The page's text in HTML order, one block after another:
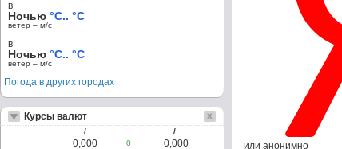
или анонимно
в
Ночью °C.. °C
ветер – м/c
в
Ночью °C.. °C
ветер – м/c
Погода в других городах
Курсы валют
/ /
0,000 0
0,000